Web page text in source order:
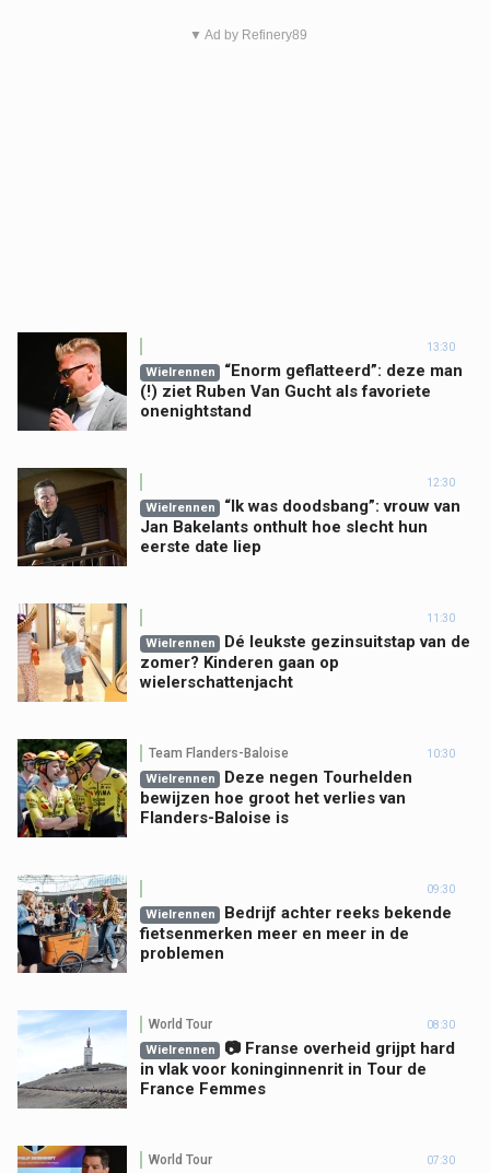
▼ Ad by Refinery89
13:30
Wielrennen
“Enorm geflatteerd”: deze man
(!) ziet Ruben Van Gucht als favoriete
onenightstand
12:30
Wielrennen
“Ik was doodsbang”: vrouw van
Jan Bakelants onthult hoe slecht hun
eerste date liep
11:30
Wielrennen
Dé leukste gezinsuitstap van de
zomer? Kinderen gaan op
wielerschattenjacht
Team Flanders-Baloise 10:30
Wielrennen
Deze negen Tourhelden
bewijzen hoe groot het verlies van
Flanders-Baloise is
09:30
Wielrennen
Bedrijf achter reeks bekende
fietsenmerken meer en meer in de
problemen
World Tour 08:30
Wielrennen
📷 Franse overheid grijpt hard
in vlak voor koninginnenrit in Tour de
France Femmes
World Tour 07:30